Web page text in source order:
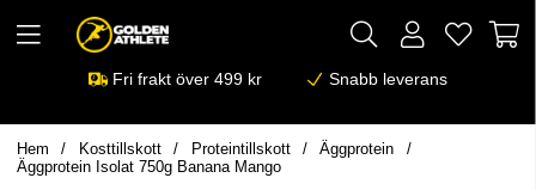
Fri frakt över 499 kr Snabb leverans
Hem Kosttillskott Proteintillskott
Äggprotein
Äggprotein Isolat 750g Banana Mango